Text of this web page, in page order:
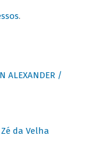
.
ALEXANDER /
da Velha